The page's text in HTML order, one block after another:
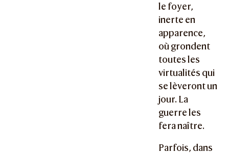
le foyer,
inerte en
apparence,
où grondent
toutes les
virtualités qui
se lèveront un
jour. La
guerre les
fera naître.
Parfois, dans